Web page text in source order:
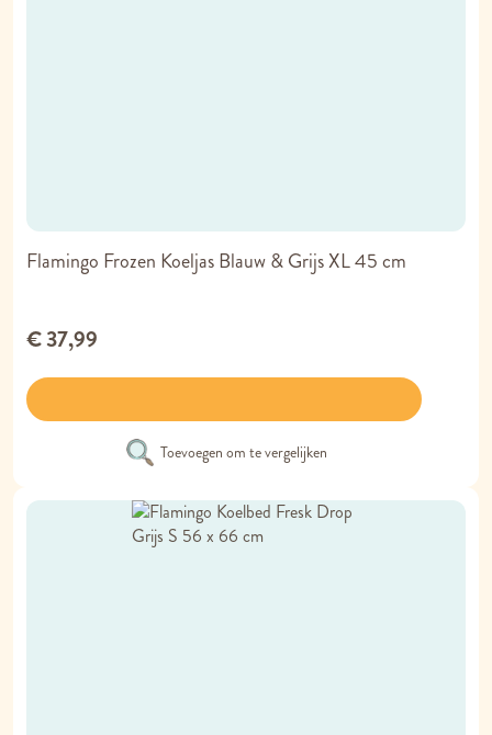
Flamingo Frozen Koeljas Blauw & Grijs XL 45 cm
€ 37,99
Toevoegen om te vergelijken